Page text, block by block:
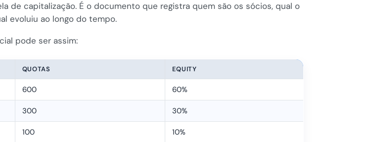
de capitalização. É o documento que registra quem são os sócios, qual o
evoluiu ao longo do tempo.
pode ser assim:
QUOTAS EQUITY
600 60%
300 30%
100 10%